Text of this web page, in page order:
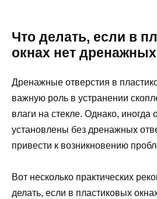
Что делать, если в
окнах нет
Дренажные отверстия в
важную роль в устранении
влаги на стекле. Однако, иногда
установлены без дренажных
привести к возникновению
Вот несколько практических
делать, если в пластиковых